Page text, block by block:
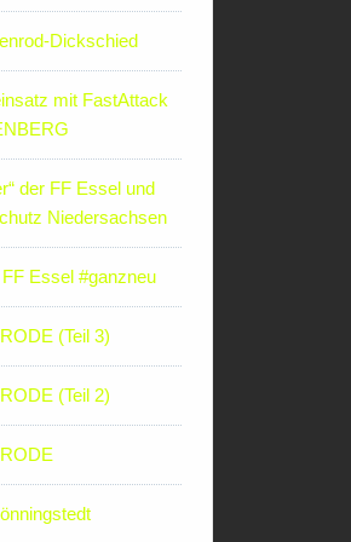
Dickschied
mit FastAttack
der FF Essel und
Niedersachsen
Essel #ganzneu
(Teil 3)
(Teil 2)